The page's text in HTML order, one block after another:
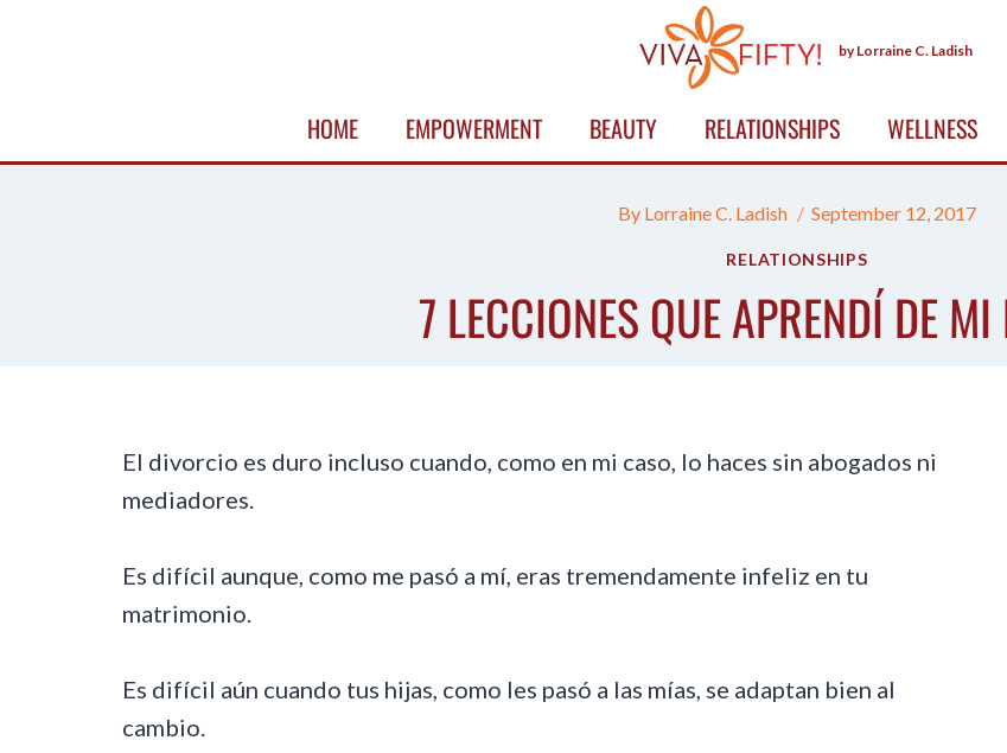
by Lorraine C. Ladish
HOME EMPOWERMENT BEAUTY RELATIONSHIPS WELLNESS
By Lorraine C. Ladish September 12, 2017
RELATIONSHIPS
7 LECCIONES QUE APRENDÍ DE
El divorcio es duro incluso cuando, como en mi caso, lo haces sin abogados ni
mediadores.
Es difícil aunque, como me pasó a mí, eras tremendamente infeliz en tu
matrimonio.
Es difícil aún cuando tus hijas, como les pasó a las mías, se adaptan bien al
cambio.